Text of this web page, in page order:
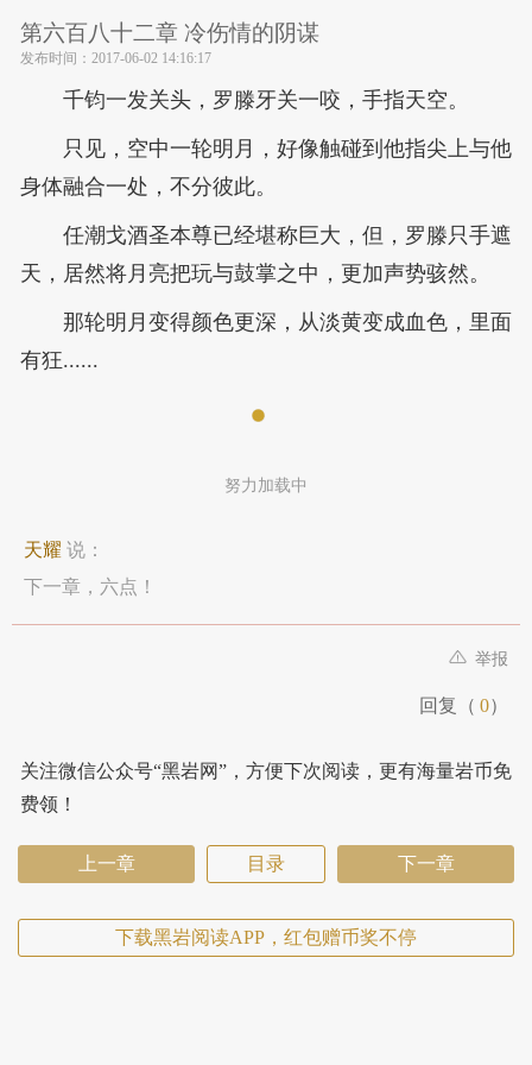
第六百八十二章 冷伤情的阴谋
发布时间： 2017-06-02 14:16:17
千钧一发关头，罗滕牙关一咬，手指天空。
只见，空中一轮明月，好像触碰到他指尖上与他
身体融合一处，不分彼此。
任潮戈酒圣本尊已经堪称巨大，但，罗滕只手遮
天，居然将月亮把玩与鼓掌之中，更加声势骇然。
那轮明月变得颜色更深，从淡黄变成血色，里面
有狂......
努力加载中
天耀 说：
下一章，六点！
举报
回复（ 0）
关注微信公众号“黑岩网”，方便下次阅读，更有海量岩币免
费领！
上一章 目录 下一章
下载黑岩阅读APP，红包赠币奖不停